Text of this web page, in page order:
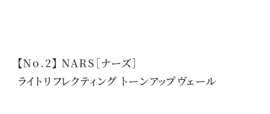
【No.2】 NARS［ナーズ］
ライトリフレクティング トーンアップヴェール